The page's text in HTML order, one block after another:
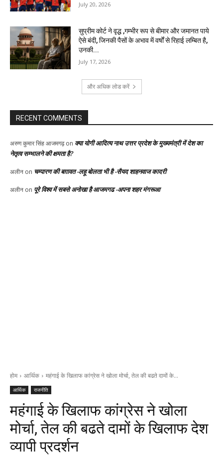
July 20, 2026
सुप्रीम कोर्ट ने वृद्ध ,गम्भीर रूप से बीमार और जमानत पाये
ऐसे बंदी, जिनकी पैसों के अभाव में वर्षों से रिहाई लम्बित है,
उनकी...
July 17, 2026
और अधिक लोड करें
RECENT COMMENTS
अरुण कुमार सिंह आजमगढ़on क्या योगी आदित्य नाथ उत्तर प्रदेश के मुख्यमंत्री में देश का
नेतृत्व सम्भालने की क्षमता है?
अलीन on चम्पारण की बग़ावत -लहू बोलता भी है -सैयद शाहनवाज कादरी
अलीन on पूरे विश्व में सबसे अनोखा है आजमगढ -अपना शहर मंगरूआ